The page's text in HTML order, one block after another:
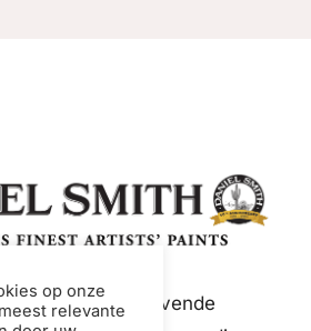
is een toonaangevende
op onze
relevante